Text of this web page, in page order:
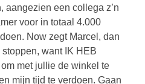
aangezien een collega z’n
voor in totaal 4.000
Now zegt Marcel, dan
stoppen, want IK HEB
met jullie de winkel te
mijn tijd te verdoen. Gaan